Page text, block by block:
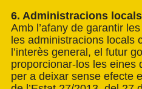
6. Administracions locals
Amb l’afany de garantir
les administracions locals
l’interès general, el futur
proporcionar-los les eines
per a deixar sense efecte